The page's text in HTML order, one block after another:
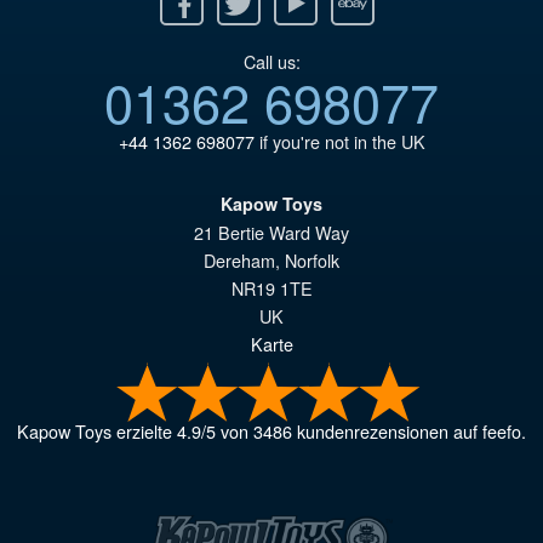
Call us:
01362 698077
+44 1362 698077if you're not in the UK
Kapow Toys
21 Bertie Ward Way
Dereham, Norfolk
NR19 1TE
UK
Karte
Kapow Toyserzielte4.9/5von 3486kundenrezensionen auf feefo.